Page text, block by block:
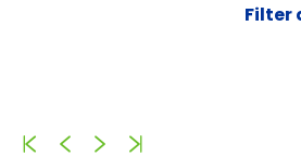
Filter
AnfangZurückVorwärts